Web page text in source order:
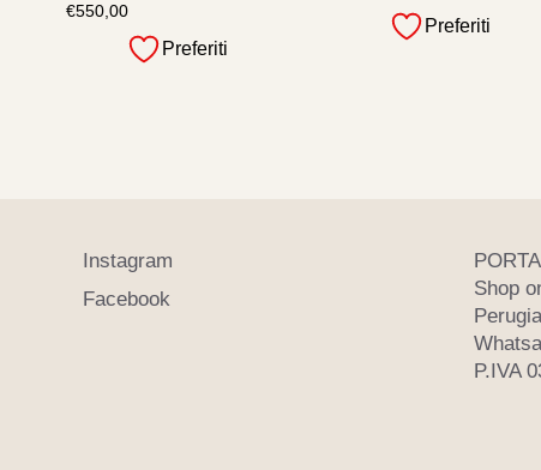
€550,00
Preferiti
Preferiti
Instagram
Facebook
Shop
P.IVA